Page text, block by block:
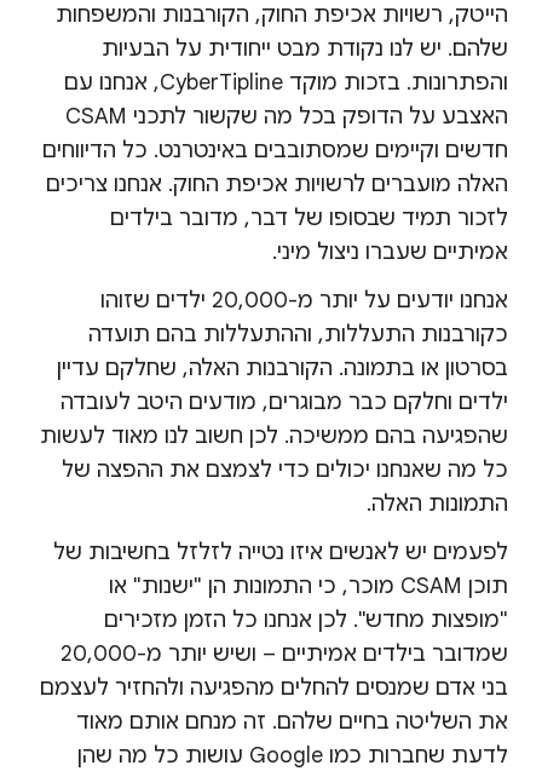
הייטק, רשויות אכיפת החוק, הקורבנות והמשפחות
שלהם. יש לנו נקודת מבט ייחודית על הבעיות
והפתרונות. בזכות מוקד CyberTipline, אנחנו עם
האצבע על הדופק בכל מה שקשור לתכני CSAM
חדשים וקיימים שמסתובבים באינטרנט. כל הדיווחים
האלה מועברים לרשויות אכיפת החוק. אנחנו צריכים
לזכור תמיד שבסופו של דבר, מדובר בילדים
אמיתיים שעברו ניצול מיני.
אנחנו יודעים על יותר מ-20,000 ילדים שזוהו
כקורבנות התעללות, וההתעללות בהם תועדה
בסרטון או בתמונה. הקורבנות האלה, שחלקם עדיין
ילדים וחלקם כבר מבוגרים, מודעים היטב לעובדה
שהפגיעה בהם ממשיכה. לכן חשוב לנו מאוד לעשות
כל מה שאנחנו יכולים כדי לצמצם את ההפצה של
התמונות האלה.
לפעמים יש לאנשים איזו נטייה לזלזל בחשיבות של
תוכן CSAM מוכר, כי התמונות הן "ישנות" או
"מופצות מחדש". לכן אנחנו כל הזמן מזכירים
שמדובר בילדים אמיתיים – ושיש יותר מ-20,000
בני אדם שמנסים להחלים מהפגיעה ולהחזיר לעצמם
את השליטה בחיים שלהם. זה מנחם אותם מאוד
לדעת שחברות כמו Google עושות כל מה שהן